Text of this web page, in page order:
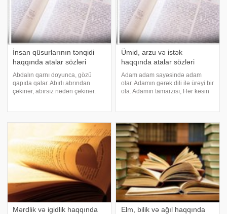
İnsan qüsurlarının tənqidi
haqqında atalar sözləri
Abdalın qarnı doyunca, gözü
qapıda qalar. Abırlı abrından
çəkinər, abırsız nədən çəkinər.
gəzərəm, bir vuranda qırxın
Ümid, arzu və istək
haqqında atalar sözləri
Adam adam sayəsində adam
olar. Adamın gərək dili ilə ürəyi bir
ola. Adamın tamarzısı, Hər kəsin
Allahdan buyruq, Ağzıma quyruq
Mərdlik və igidlik haqqında
Elm, bilik və ağıl haqqında